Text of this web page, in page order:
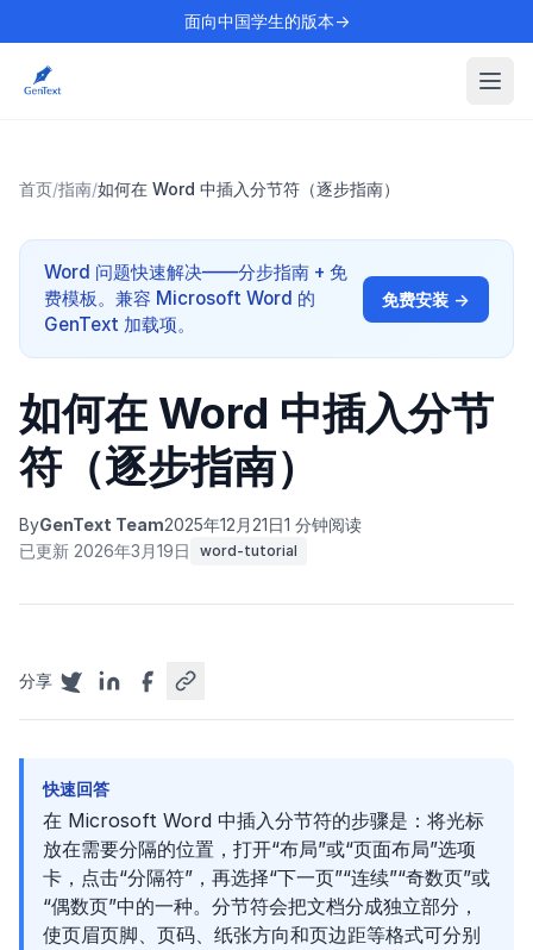
面向中国学生的版本→
首页/指南/如何在 Word 中插入分节符（逐步指南）
Word 问题快速解决——分步指南 + 免
费模板。兼容 Microsoft Word 的
GenText 加载项。
免费安装 →
如何在 Word 中插入分节
符（逐步指南）
ByGenText Team2025年12月21日1 分钟阅读
已更新 2026年3月19日
word-tutorial
分享
快速回答
在 Microsoft Word 中插入分节符的步骤是：将光标
放在需要分隔的位置，打开“布局”或“页面布局”选项
卡，点击“分隔符”，再选择“下一页”“连续”“奇数页”或
“偶数页”中的一种。分节符会把文档分成独立部分，
使页眉页脚、页码、纸张方向和页边距等格式可分别